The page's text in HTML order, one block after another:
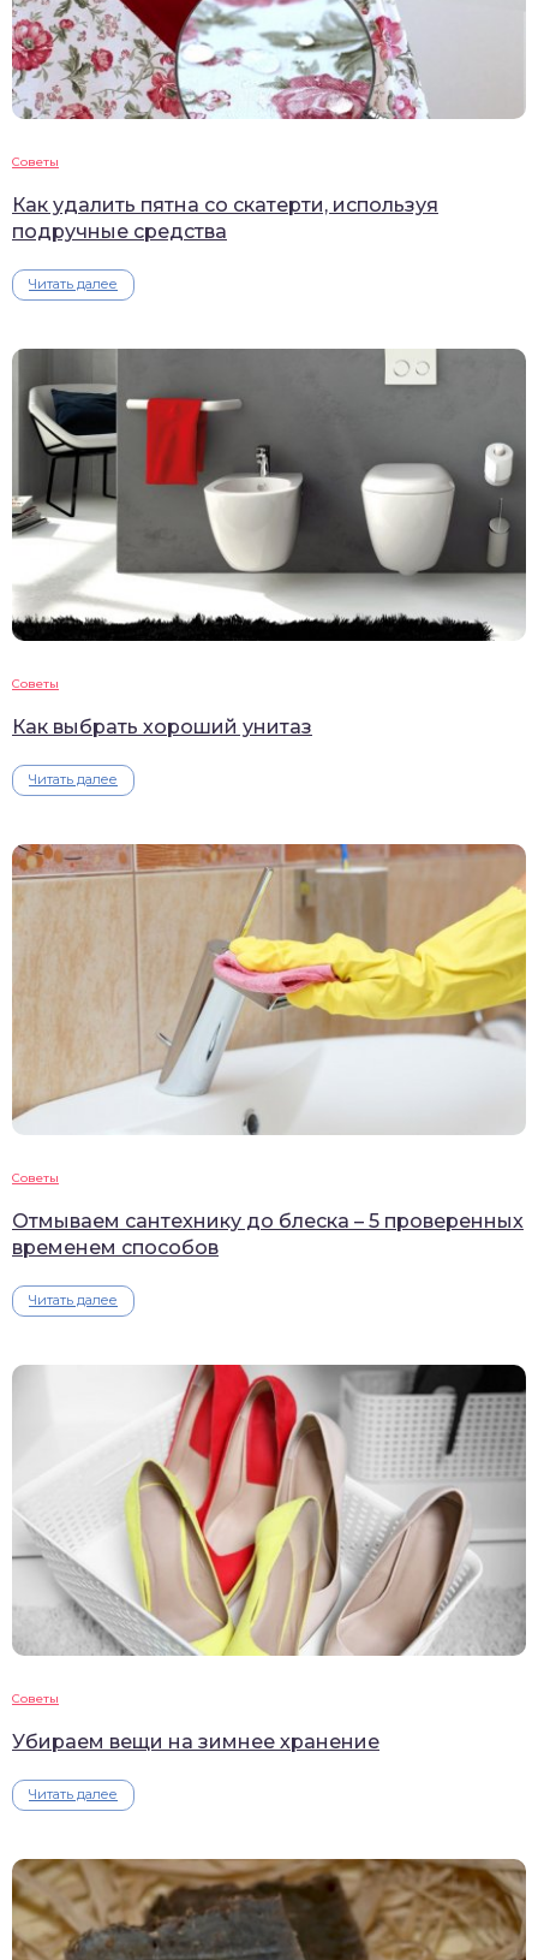
Советы
Как удалить пятна со скатерти, используя
подручные средства
Читать далее
Советы
Как выбрать хороший унитаз
Читать далее
Советы
Отмываем сантехнику до блеска – 5 проверенных
временем способов
Читать далее
Советы
Убираем вещи на зимнее хранение
Читать далее